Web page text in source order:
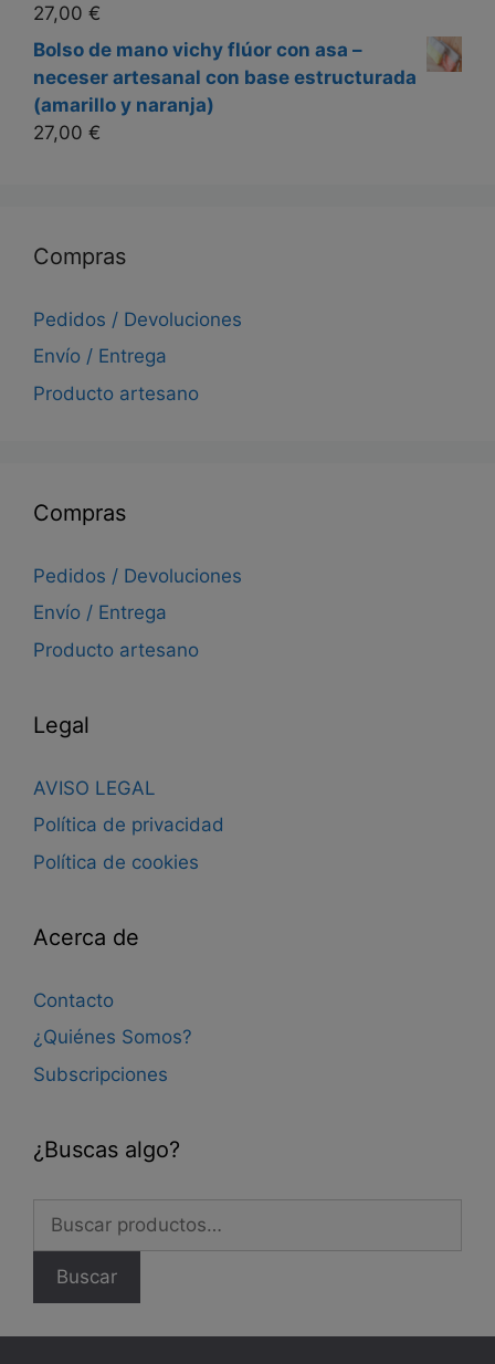
27,00 €
Bolso de mano vichy flúor con asa –
neceser artesanal con base estructurada
(amarillo y naranja)
27,00 €
Compras
Pedidos / Devoluciones
Envío / Entrega
Producto artesano
Compras
Pedidos / Devoluciones
Envío / Entrega
Producto artesano
Legal
AVISO LEGAL
Política de privacidad
Política de cookies
Acerca de
Contacto
¿Quiénes Somos?
Subscripciones
¿Buscas algo?
por:
Buscar